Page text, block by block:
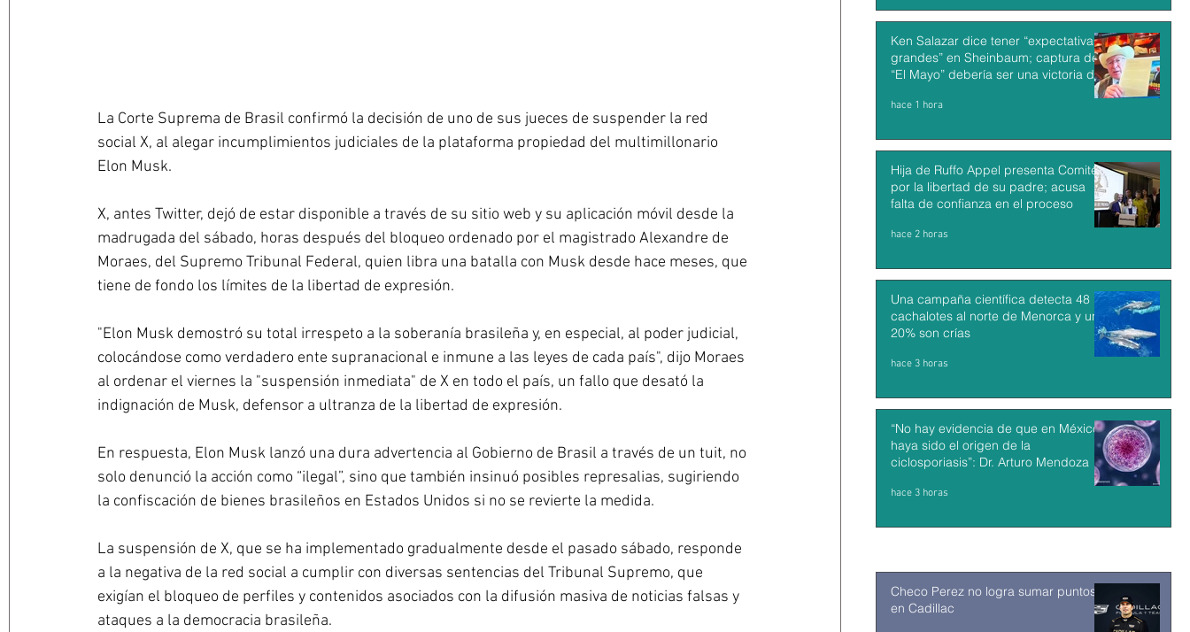
La Corte Suprema de Brasil confirmó la decisión de uno de sus jueces de suspender la red
social X, al alegar incumplimientos judiciales de la plataforma propiedad del multimillonario
Elon Musk.
X, antes Twitter, dejó de estar disponible a través de su sitio web y su aplicación móvil desde la
madrugada del sábado, horas después del bloqueo ordenado por el magistrado Alexandre de
Moraes, del Supremo Tribunal Federal, quien libra una batalla con Musk desde hace meses, que
tiene de fondo los límites de la libertad de expresión.
"Elon Musk demostró su total irrespeto a la soberanía brasileña y, en especial, al poder judicial,
colocándose como verdadero ente supranacional e inmune a las leyes de cada país", dijo Moraes
al ordenar el viernes la "suspensión inmediata" de X en todo el país, un fallo que desató la
indignación de Musk, defensor a ultranza de la libertad de expresión.
En respuesta, Elon Musk lanzó una dura advertencia al Gobierno de Brasil a través de un tuit, no
solo denunció la acción como “ilegal”, sino que también insinuó posibles represalias, sugiriendo
la confiscación de bienes brasileños en Estados Unidos si no se revierte la medida.
La suspensión de X, que se ha implementado gradualmente desde el pasado sábado, responde
a la negativa de la red social a cumplir con diversas sentencias del Tribunal Supremo, que
exigían el bloqueo de perfiles y contenidos asociados con la difusión masiva de noticias falsas y
ataques a la democracia brasileña.
Ken Salazar dice tener “expectativas
grandes” en Sheinbaum; captura de
“El Mayo” debería ser una victoria de
hace 1 hora
Hija de Ruffo Appel presenta Comité
por la libertad de su padre; acusa
falta de confianza en el proceso
hace 2 horas
Una campaña científica detecta 48
cachalotes al norte de Menorca y un
20% son crías
hace 3 horas
“No hay evidencia de que en México
haya sido el origen de la
ciclosporiasis”: Dr. Arturo Mendoza
hace 3 horas
Checo Perez no logra sumar puntos
en Cadillac